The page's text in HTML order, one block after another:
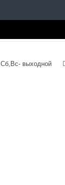
Пн-Пт с 09:00 до 18:00, Сб,Вс- выходной